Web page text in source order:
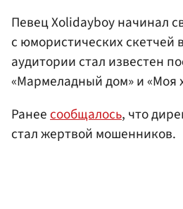
Певец Xolidayboy начинал
с юмористических скетчей
аудитории стал известен
«Мармеладный дом» и «Моя
Ранеесообщалось, что
стал жертвой мошенников.